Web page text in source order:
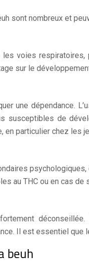
sont nombreux et
voies
sur le
une dépendance.
susceptibles de
en particulier chez les
au THC ou en cas de
Il est essentiel
beuh